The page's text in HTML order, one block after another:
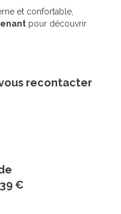
et confortable,
pour découvrir
recontacter
€